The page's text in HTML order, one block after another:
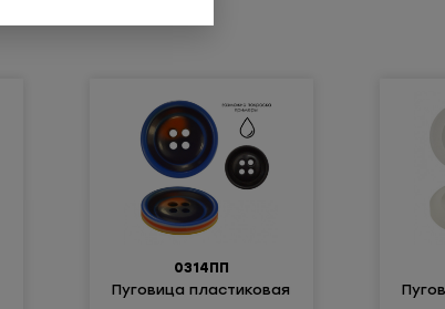
0314ПП
Пуговица пластиковая